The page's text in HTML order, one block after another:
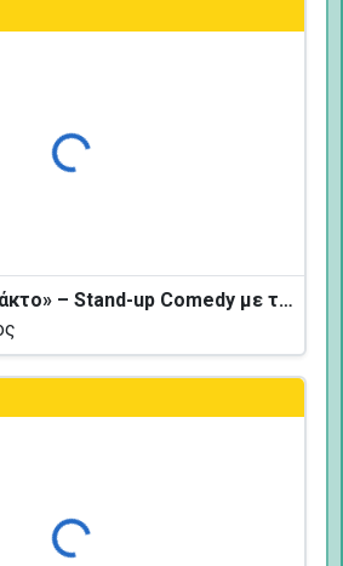
Φόρτωση...
«Λέω να πάρω κάκτο» – Stand-up Comedy με τον Δημήτρη Χριστοφορίδη
Φόρτωση...